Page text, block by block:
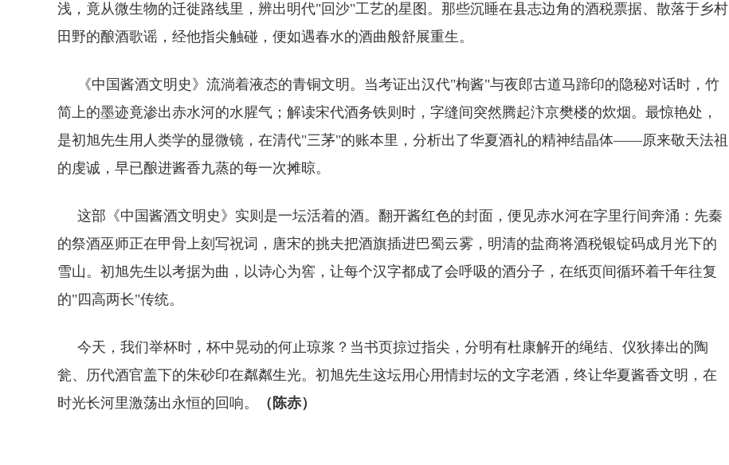
浅，竟从微生物的迁徙路线里，辨出明代"回沙"工艺的星图。那些沉睡在县志边角的酒税票据、散落于乡村
田野的酿酒歌谣，经他指尖触碰，便如遇春水的酒曲般舒展重生。
《中国酱酒文明史》流淌着液态的青铜文明。当考证出汉代"枸酱"与夜郎古道马蹄印的隐秘对话时，竹
简上的墨迹竟渗出赤水河的水腥气；解读宋代酒务铁则时，字缝间突然腾起汴京樊楼的炊烟。最惊艳处，
是初旭先生用人类学的显微镜，在清代"三茅"的账本里，分析出了华夏酒礼的精神结晶体——原来敬天法祖
的虔诚，早已酿进酱香九蒸的每一次摊晾。
这部《中国酱酒文明史》实则是一坛活着的酒。翻开酱红色的封面，便见赤水河在字里行间奔涌：先秦
的祭酒巫师正在甲骨上刻写祝词，唐宋的挑夫把酒旗插进巴蜀云雾，明清的盐商将酒税银锭码成月光下的
雪山。初旭先生以考据为曲，以诗心为窖，让每个汉字都成了会呼吸的酒分子，在纸页间循环着千年往复
的"四高两长"传统。
今天，我们举杯时，杯中晃动的何止琼浆？当书页掠过指尖，分明有杜康解开的绳结、仪狄捧出的陶
瓮、历代酒官盖下的朱砂印在粼粼生光。初旭先生这坛用心用情封坛的文字老酒，终让华夏酱香文明，在
时光长河里激荡出永恒的回响。
（陈赤）